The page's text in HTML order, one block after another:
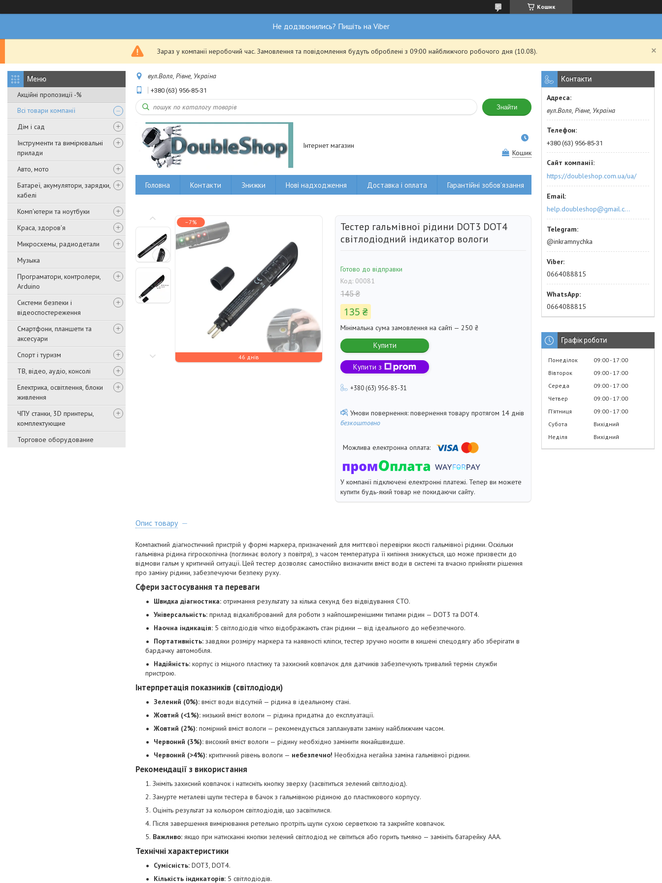
Кошик
Не додзвонились? Пишіть на Viber
Зараз у компанії неробочий час. Замовлення та повідомлення будуть оброблені з 09:00 найближчого робочого дня (10.08).
Акційні пропозиції -%
Всі товари компанії
Дім і сад
Інструменти та вимірювальні
прилади
Авто, мото
Батареї, акумулятори, зарядки,
кабелі
Комп'ютери та ноутбуки
Краса, здоров'я
Микросхемы, радиодетали
Музыка
Програматори, контролери,
Arduino
Системи безпеки і
відеоспостереження
Смартфони, планшети та
аксесуари
Спорт і туризм
ТВ, відео, аудіо, консолі
Електрика, освітлення, блоки
живлення
ЧПУ станки, 3D принтеры,
комплектующие
Торговое оборудование
вул.Воля, Рівне, Україна
+380 (63) 956-85-31
Знайти
Інтернет магазин
Кошик
Головна Контакти Знижки Нові надходження Доставка і оплата Гарантійні зобов'язання
–7%
46 днів
Тестер гальмівної рідини DOT3 DOT4
світлодіодний індикатор вологи
Готово до відправки
Код: 00081
145 ₴
135 ₴
Мінімальна сума замовлення на сайті — 250 ₴
Купити
Купити з
+380 (63) 956-85-31
повернення товару протягом 14 днів
безкоштовно
У компанії підключені електронні платежі. Тепер ви можете
купити будь-який товар не покидаючи сайту.
Опис товару
Компактний діагностичний пристрій у формі маркера, призначений для миттєвої перевірки якості гальмівної рідини. Оскільки
гальмівна рідина гігроскопічна (поглинає вологу з повітря), з часом температура її кипіння знижується, що може призвести до
відмови гальм у критичній ситуації. Цей тестер дозволяє самостійно визначити вміст води в системі та вчасно прийняти рішення
про заміну рідини, забезпечуючи безпеку руху.
Сфери застосування та переваги
Швидка діагностика: отримання результату за кілька секунд без відвідування СТО.
Універсальність: прилад відкалібрований для роботи з найпоширенішими типами рідин — DOT3 та DOT4.
Наочна індикація: 5 світлодіодів чітко відображають стан рідини — від ідеального до небезпечного.
Портативність: завдяки розміру маркера та наявності кліпси, тестер зручно носити в кишені спецодягу або зберігати в
бардачку автомобіля.
Надійність: корпус із міцного пластику та захисний ковпачок для датчиків забезпечують тривалий термін служби
пристрою.
Інтерпретація показників (світлодіоди)
Зелений (0%): вміст води відсутній — рідина в ідеальному стані.
Жовтий (<1%): низький вміст вологи — рідина придатна до експлуатації.
Жовтий (2%): помірний вміст вологи — рекомендується запланувати заміну найближчим часом.
Червоний (3%): високий вміст вологи — рідину необхідно замінити якнайшвидше.
Червоний (>4%): критичний рівень вологи — небезпечно! Необхідна негайна заміна гальмівної рідини.
Рекомендації з використання
Зніміть захисний ковпачок і натисніть кнопку зверху (засвітиться зелений світлодіод).
Занурте металеві щупи тестера в бачок з гальмівною рідиною до пластикового корпусу.
Оцініть результат за кольором світлодіодів, що засвітилися.
Після завершення вимірювання ретельно протріть щупи сухою серветкою та закрийте ковпачок.
Важливо: якщо при натисканні кнопки зелений світлодіод не світиться або горить тьмяно — замініть батарейку AAA.
Технічні характеристики
Сумісність: DOT3, DOT4.
Кількість індикаторів: 5 світлодіодів.
Контакти
вул.Воля, Рівне, Україна
+380 (63) 956-85-31
https://doubleshop.com.ua/ua/
help.doubleshop@gmail.com
@inkramnychka
0664088815
0664088815
Графік роботи
Понеділок 09:00 17:00
Вівторок
09:00 17:00
Середа
09:00 17:00
Четвер
09:00 17:00
Пʼятниця
09:00 17:00
Субота
Вихідний
Неділя
Вихідний